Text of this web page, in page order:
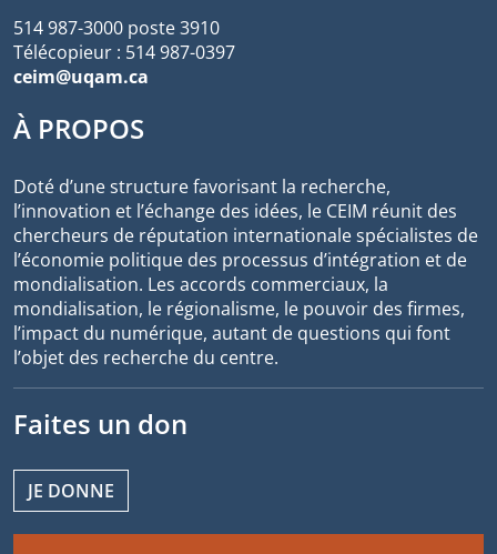
514 987-3000 poste 3910
Télécopieur : 514 987-0397
ceim@uqam.ca
À PROPOS
Doté d’une structure favorisant la recherche,
l’innovation et l’échange des idées, le CEIM réunit des
chercheurs de réputation internationale spécialistes de
l’économie politique des processus d’intégration et de
mondialisation. Les accords commerciaux, la
mondialisation, le régionalisme, le pouvoir des firmes,
l’impact du numérique, autant de questions qui font
l’objet des recherche du centre.
Faites un don
JE DONNE